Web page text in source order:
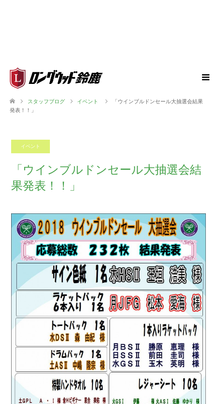
スタッフブログ イベント
「ウインブルドンセール大抽選会結果
発表！！」
イベント
「ウインブルドンセール大抽選会結
果発表！！」